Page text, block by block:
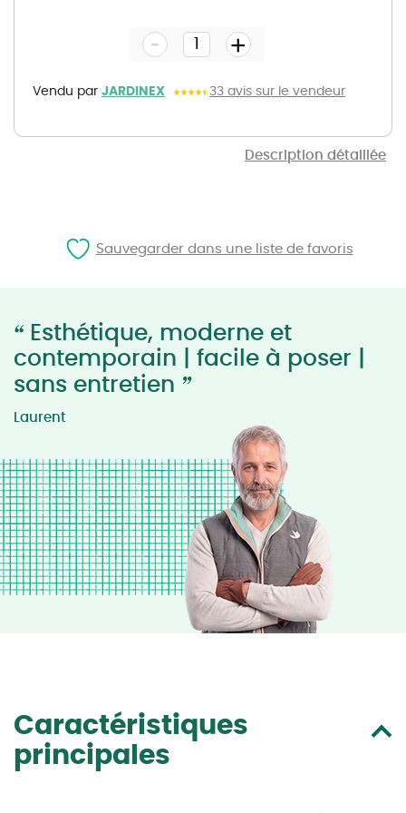
Description détaillée
gallery
Vendu par JARDINEX 33 avis sur le vendeur
- +
“ Esthétique, moderne et
contemporain | facile à poser |
sans entretien ”
Laurent
Caractéristiques
principales
Sauvegarder dans une liste de favoris